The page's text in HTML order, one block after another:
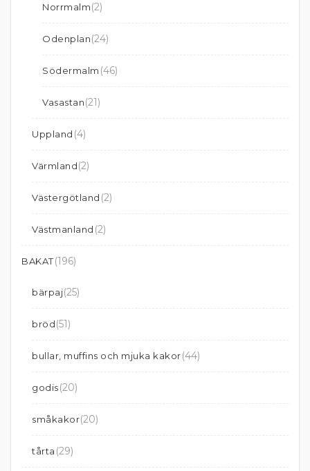
Norrmalm(2)
Odenplan(24)
Södermalm (46)
Vasastan(21)
Uppland (4)
Värmland(2)
Västergötland (2)
Västmanland (2)
BAKAT(196)
bärpaj(25)
bröd(51)
bullar, muffins och mjuka kakor(44)
godis(20)
småkakor(20)
tårta (29)